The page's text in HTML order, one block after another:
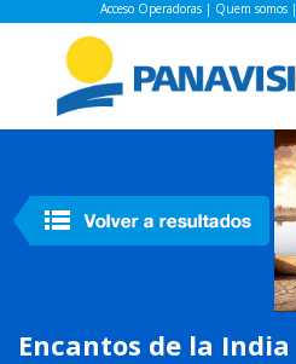
Acceso Operadoras| Quem somos|
Encantos de la India